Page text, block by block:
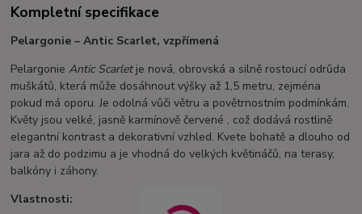
Kompletní specifikace
Pelargonie – Antic Scarlet, vzpřímená
PelargonieAntic Scarletje nová, obrovská a silně rostoucí odrůda
muškátů, která může dosáhnout výšky až 1,5 metru, zejména
pokud má oporu. Je odolná vůči větru a povětrnostním podmínkám.
Květy jsou velké, jasně karmínově červené , což dodává rostlině
elegantní kontrast a dekorativní vzhled. Kvete bohatě a dlouho od
jara až do podzimu a je vhodná do velkých květináčů, na terasy,
balkóny i záhony.
Vlastnosti: